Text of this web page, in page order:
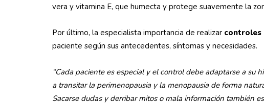
vera y vitamina E, que humecta y protege suavemente la
Por último, la especialista importancia de realizar controles
paciente según sus antecedentes, síntomas y necesidades.
“Cada paciente es especial y el control debe adaptarse a su
a transitar la perimenopausia y la menopausia de forma
Sacarse dudas y derribar mitos o mala información también